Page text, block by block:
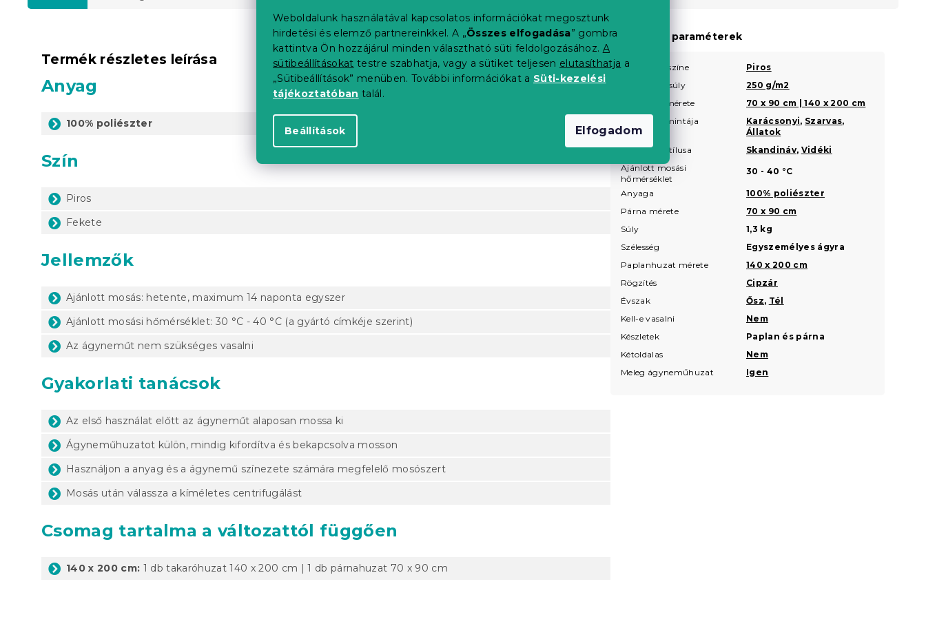
Weboldalunk használatával kapcsolatos információkat megosztunk
hirdetési és elemző partnereinkkel. A „Összes elfogadása” gombra
kattintva Ön hozzájárul minden választható süti feldolgozásához. A
sütibeállításokat testre szabhatja, vagy a sütiket teljesen elutasíthatja a
„Sütibeállítások” menüben. További információkat a Süti-kezelési
tájékoztatóban talál.
Beállítások Elfogadom
Termék részletes leírása
Anyag
100% poliészter
Szín
Piros
Fekete
Jellemzők
Ajánlott mosás: hetente, maximum 14 naponta egyszer
Ajánlott mosási hőmérséklet: 30 °C - 40 °C (a gyártó címkéje szerint)
Az ágyneműt nem szükséges vasalni
Gyakorlati tanácsok
Az első használat előtt az ágyneműt alaposan mossa ki
Ágyneműhuzatot külön, mindig kifordítva és bekapcsolva mosson
Használjon a anyag és a ágynemű színezete számára megfelelő mosószert
Mosás után válassza a kíméletes centrifugálást
Csomag tartalma a változattól függően
140 x 200 cm: 1 db takaróhuzat 140 x 200 cm | 1 db párnahuzat 70 x 90 cm
Kiegészítő paraméterek
? Termék színe Piros
Grammsúly
250 g/m2
Ágynemű mérete
70 x 90 cm | 140 x 200 cm
Ágynemű mintája
Karácsonyi, Szarvas,
Állatok
Ágynemű stílusa
Skandináv, Vidéki
Ajánlott mosási
hőmérséklet
30 - 40 °C
Anyaga
100% poliészter
Párna mérete
70 x 90 cm
Súly
1,3 kg
Szélesség
Egyszemélyes ágyra
Paplanhuzat mérete
140 x 200 cm
Rögzítés
Cipzár
Évszak
Ősz, Tél
Kell-e vasalni
Nem
Készletek
Paplan és párna
Kétoldalas
Nem
Meleg ágyneműhuzat
Igen